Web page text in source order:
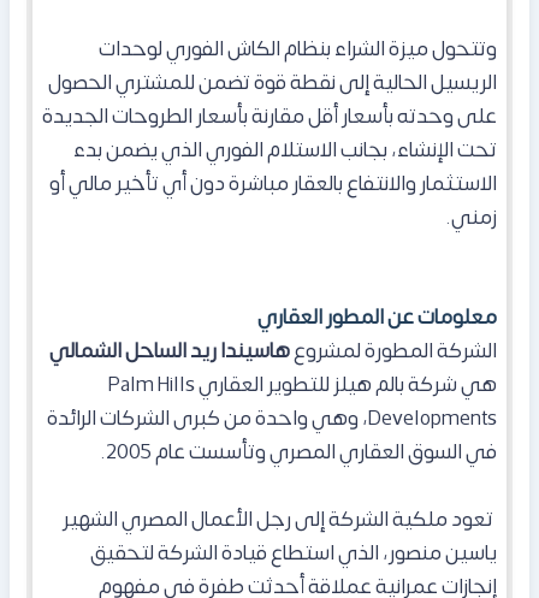
وتتحول ميزة الشراء بنظام الكاش الفوري لوحدات
الريسيل الحالية إلى نقطة قوة تضمن للمشتري الحصول
على وحدته بأسعار أقل مقارنة بأسعار الطروحات الجديدة
تحت الإنشاء، بجانب الاستلام الفوري الذي يضمن بدء
الاستثمار والانتفاع بالعقار مباشرة دون أي تأخير مالي أو
زمني.
معلومات عن المطور العقاري
الشركة المطورة لمشروعهاسيندا ريد الساحل الشمالي
هي شركة بالم هيلز للتطوير العقاري Palm Hills
Developments، وهي واحدة من كبرى الشركات الرائدة
في السوق العقاري المصري وتأسست عام 2005.
تعود ملكية الشركة إلى رجل الأعمال المصري الشهير
ياسين منصور، الذي استطاع قيادة الشركة لتحقيق
إنجازات عمرانية عملاقة أحدثت طفرة في مفهوم